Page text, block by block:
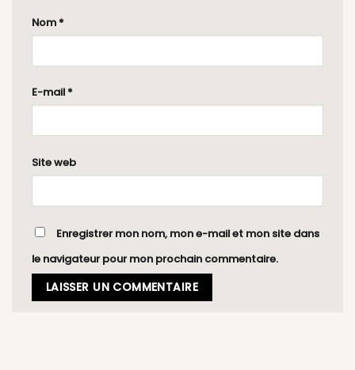
Nom *
E-mail *
Site web
Enregistrer mon nom, mon e-mail et mon site dans
le navigateur pour mon prochain commentaire.